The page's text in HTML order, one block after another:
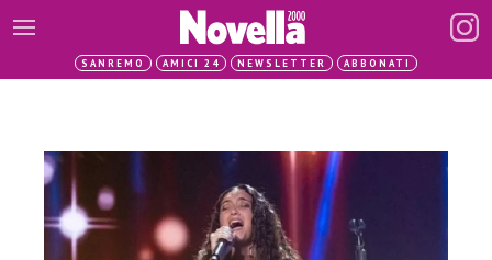
SANREMO AMICI 24 NEWSLETTER ABBONATI